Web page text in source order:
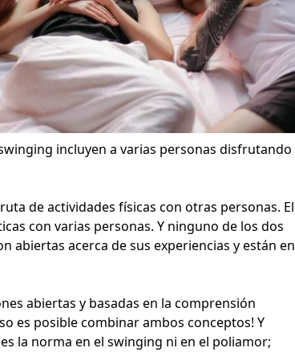
incluyen a varias personas disfrutando
de actividades físicas con otras personas. El
con varias personas. Y ninguno de los dos
abiertas acerca de sus experiencias y están en
abiertas y basadas en la comprensión
es posible combinar ambos conceptos! Y
la norma en el swinging ni en el poliamor;